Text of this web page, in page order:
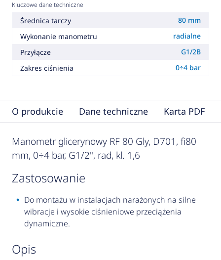
Kluczowe dane techniczne
Średnica tarczy
80 mm
Wykonanie manometru
radialne
Przyłącze
G1/2B
Zakres ciśnienia
0÷4 bar
O produkcie Dane techniczne Karta PDF
Manometr glicerynowy RF 80 Gly, D701, fi80
mm, 0÷4 bar, G1/2", rad, kl. 1,6
zastosowanie
Do montażu w instalacjach narażonych na silne
wibracje i wysokie ciśnieniowe przeciążenia
dynamiczne.
opis